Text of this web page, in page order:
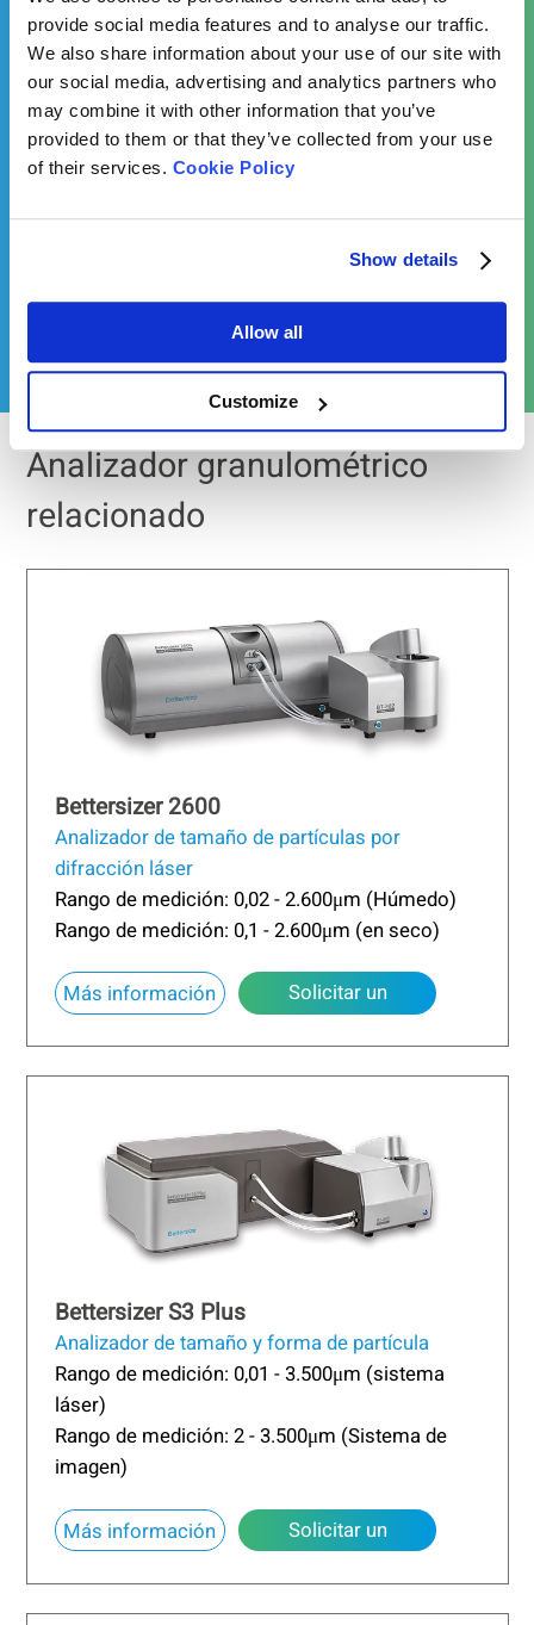
provide social media features and to analyse our traffic.
We also share information about your use of our site with
our social media, advertising and analytics partners who
may combine it with other information that you’ve
provided to them or that they’ve collected from your use
of their services. Cookie Policy
Show details
Allow all
Customize
Más recursos
Analizador granulométrico
relacionado
Bettersizer 2600
Analizador de tamaño de partículas por
difracción láser
Rango de medición: 0,02 - 2.600μm (Húmedo)
Rango de medición: 0,1 - 2.600μm (en seco)
Más información
Solicitar un
Bettersizer S3 Plus
Analizador de tamaño y forma de partícula
Rango de medición: 0,01 - 3.500μm (sistema
láser)
Rango de medición: 2 - 3.500μm (Sistema de
imagen)
Más información
Solicitar un